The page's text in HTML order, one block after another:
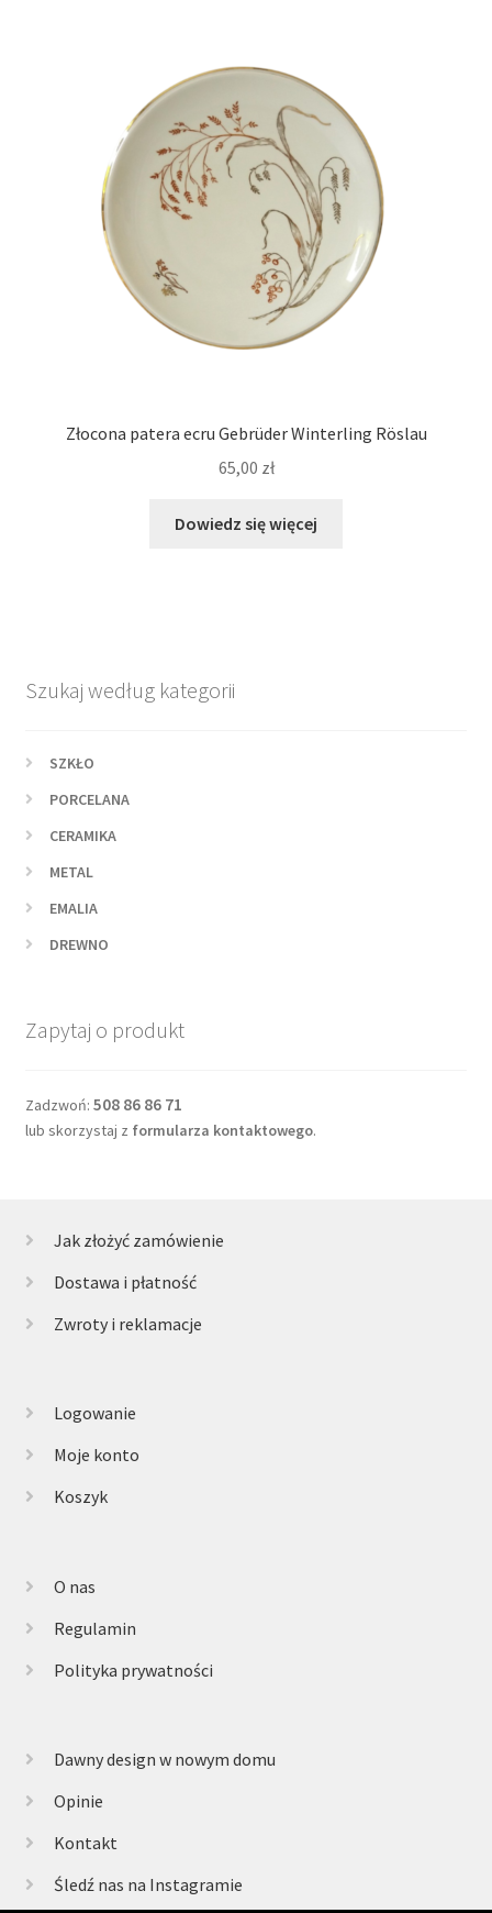
Złocona patera ecru Gebrüder Winterling Röslau
65,00 zł
Dowiedz się więcej
Szukaj według kategorii
SZKŁO
PORCELANA
CERAMIKA
METAL
EMALIA
DREWNO
Zapytaj o produkt
Zadzwoń: 508 86 86 71
lub skorzystaj z formularza kontaktowego.
Jak złożyć zamówienie
Dostawa i płatność
Zwroty i reklamacje
Logowanie
Moje konto
Koszyk
O nas
Regulamin
Polityka prywatności
Dawny design w nowym domu
Opinie
Kontakt
Śledź nas na Instagramie